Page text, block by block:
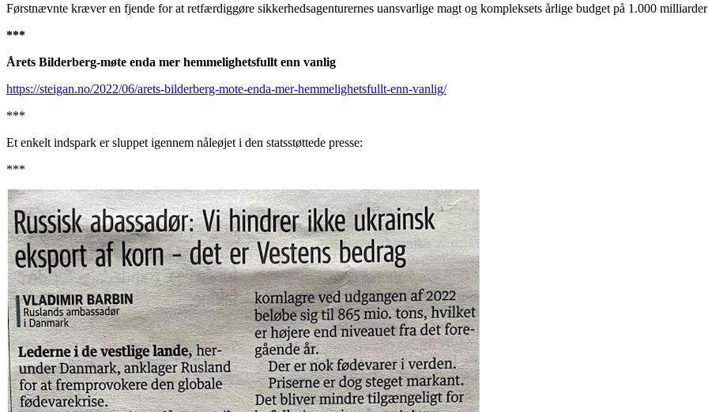
Førstnævnte kræver en fjende for at retfærdiggøre sikkerhedsagenturernes uansvarlige magt og kompleksets årlige budget på 1.000
***
Årets Bilderberg-møte enda mer hemmelighetsfullt enn vanlig
https://steigan.no/2022/06/arets-bilderberg-mote-enda-mer-hemmelighetsfullt-enn-vanlig/
***
Et enkelt indspark er sluppet igennem nåleøjet i den statsstøttede presse:
***